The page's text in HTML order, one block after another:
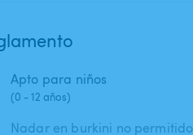
Apto para niños
(0 - 12 años)
Nadar en burkini no permitido